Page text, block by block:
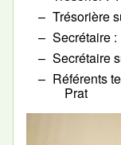
Trésorière
Secrétaire
Secrétaire
Référents
Prat